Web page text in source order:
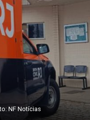
NF Notícias